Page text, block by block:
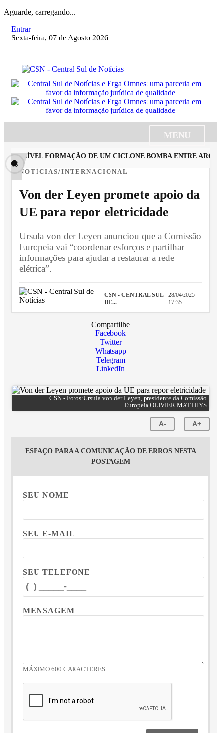
Aguarde, carregando...
Entrar
Sexta-feira, 07 de Agosto 2026
MENU
FORMAÇÃO DE UM CICLONE BOMBA ENTRE
NOTÍCIAS/INTERNACIONAL
Von der Leyen promete apoio da
UE para repor eletricidade
Ursula von der Leyen anunciou que a Comissão
Europeia vai “coordenar esforços e partilhar
informações para ajudar a restaurar a rede
elétrica”.
CSN - CENTRAL SUL
DE...
28/04/2025
17:35
Compartilhe
Facebook
Twitter
Whatsapp
Telegram
LinkedIn
CSN - Fotos:Ursula von der Leyen, presidente da Comissão
Europeia.OLIVIER MATTHYS
A- A+
ESPAÇO PARA A COMUNICAÇÃO DE ERROS NESTA
POSTAGEM
SEU NOME
SEU E-MAIL
SEU TELEFONE
MENSAGEM
MÁXIMO 600 CARACTERES.